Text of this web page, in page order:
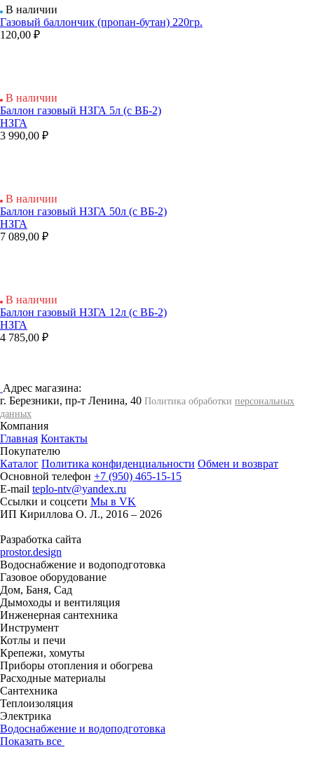
В наличии
Газовый баллончик (пропан-бутан) 220гр.
120,00 ₽
В наличии
Баллон газовый НЗГА 5л (с ВБ-2)
НЗГА
3 990,00 ₽
В наличии
Баллон газовый НЗГА 50л (с ВБ-2)
НЗГА
7 089,00 ₽
В наличии
Баллон газовый НЗГА 12л (с ВБ-2)
НЗГА
4 785,00 ₽
Адрес магазина:
г. Березники, пр-т Ленина, 40 Политика обработки персональных
данных
Компания
Главная Контакты
Покупателю
Каталог Политика конфиденциальности Обмен и возврат
Основной телефон +7 (950) 465-15-15
E-mail teplo-ntv@yandex.ru
Ссылки и соцсети Мы в VK
ИП Кириллова О. Л., 2016 – 2026
Разработка сайта
prostor.design
Водоснабжение и водоподготовка
Газовое оборудование
Дом, Баня, Сад
Дымоходы и вентиляция
Инженерная сантехника
Инструмент
Котлы и печи
Крепежи, хомуты
Приборы отопления и обогрева
Расходные материалы
Сантехника
Теплоизоляция
Электрика
Водоснабжение и водоподготовка
Показать все